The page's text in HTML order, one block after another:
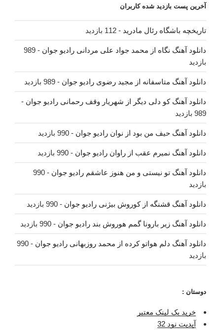
آخرین پست بازدید شده کاربران
تاریخچه باشگاه رئال مادرید - 112 بازدید
دانلود آهنگ نگاه از محمد جواد علی مردانی رادیو جوان
- 989
بازدید
دانلود آهنگ متاسفانه از مجید رضوی رادیو جوان - 989 بازدید
دانلود آهنگ کو دلی دیگر از شهریار وقف رحمانی رادیو جوان -
989 بازدید
دانلود آهنگ حیف من بود از نوان رادیو جوان - 990 بازدید
دانلود آهنگ نمیرم عقب از راوان رادیو جوان - 990 بازدید
دانلود آهنگ تو نیستی و من هنوز عاشقم رادیو جوان
- 990
بازدید
دانلود آهنگ قشنگه از کوروش بیژنی رادیو جوان - 990 بازدید
دانلود آهنگ زیر بارونا گمم هوروش بند رادیو جوان - 990 بازدید
دانلود آهنگ دلم هواتو کرده از محمد روزبهانی رادیو جوان
- 990
بازدید
دوستان :
خرید بک لینک معتبر
آپدیت نود 32